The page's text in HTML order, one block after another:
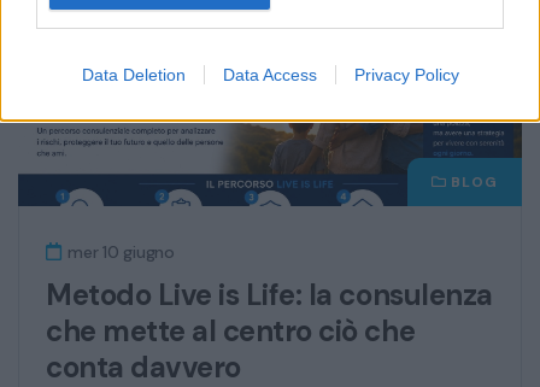
Data Deletion Data Access Privacy Policy
BLOG
mer 10 giugno
Metodo Live is Life: la consulenza
che mette al centro ciò che
conta davvero